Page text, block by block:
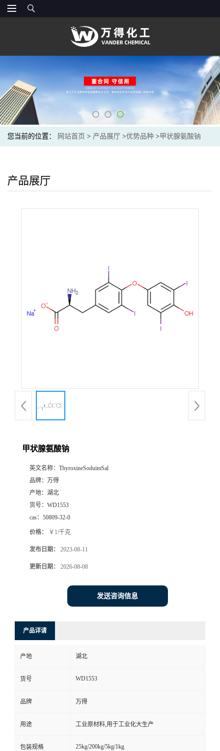
您当前的位置： 网站首页 > 产品展厅 >优势品种 >甲状腺氨酸钠
产品展厅
甲状腺氨酸钠
英文名称： ThyroxineSoduimSal
品牌： 万得
产地： 湖北
货号： WD1553
cas： 50809-32-0
价格： ￥1/千克
发布日期： 2023-08-11
更新日期： 2026-08-08
发送咨询信息
产品详请
产地 湖北
货号 WD1553
品牌 万得
用途 工业原材料,用于工业化大生产
包装规格 25kg/200kg/5kg/1kg